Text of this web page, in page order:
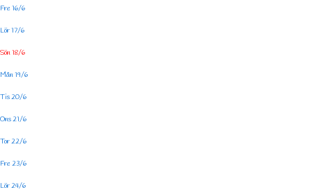
Fre 16/6
Lör 17/6
Sön 18/6
Mån 19/6
Tis 20/6
Ons 21/6
Tor 22/6
Fre 23/6
Lör 24/6